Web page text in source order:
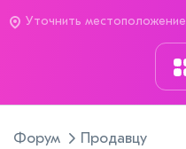
Уточнить местоположение
Форум Продавцу